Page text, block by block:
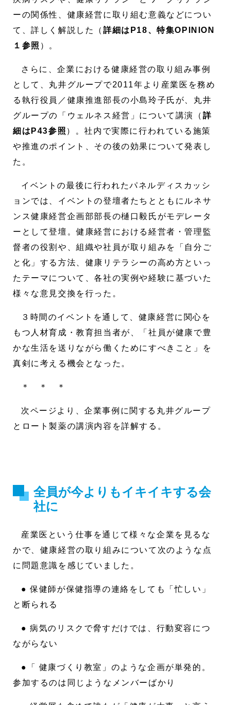
ーの関係性、健康経営に取り組む意義などについ
て、詳しく解説した（ 詳細はP18、特集OPINION
１参照 ）。
さらに、企業における健康経営の取り組み事例
として、丸井グループで2011年より産業医を務め
る執行役員／健康推進部長の小島玲子氏が、丸井
グループの「ウェルネス経営」について講演（ 詳
細はP43参照 ）。社内で実際に行われている施策
や推進のポイント、その後の効果について発表し
た。
イベントの最後に行われたパネルディスカッシ
ョンでは、イベントの登壇者たちとともにルネサ
ンス健康経営企画部部長の樋口毅氏がモデレータ
ーとして登壇。健康経営における経営者・管理監
督者の役割や、組織や社員が取り組みを「自分ご
と化」する方法、健康リテラシーの高め方といっ
たテーマについて、各社の実例や経験に基づいた
様々な意見交換を行った。
３時間のイベントを通して、健康経営に関心を
もつ人材育成・教育担当者が、「社員が健康で豊
かな生活を送りながら働くためにすべきこと」を
真剣に考える機会となった。
＊ ＊ ＊
次ページより、企業事例に関する丸井グループ
とロート製薬の講演内容を詳解する。
全員が今よりもイキイキする会
社に
産業医という仕事を通じて様々な企業を見るな
かで、健康経営の取り組みについて次のような点
に問題意識を感じていました。
● 保健師が保健指導の連絡をしても「忙しい」
と断られる
● 病気のリスクで脅すだけでは、行動変容につ
ながらない
●「 健康づくり教室」のような企画が単発的。
参加するのは同じようなメンバーばかり